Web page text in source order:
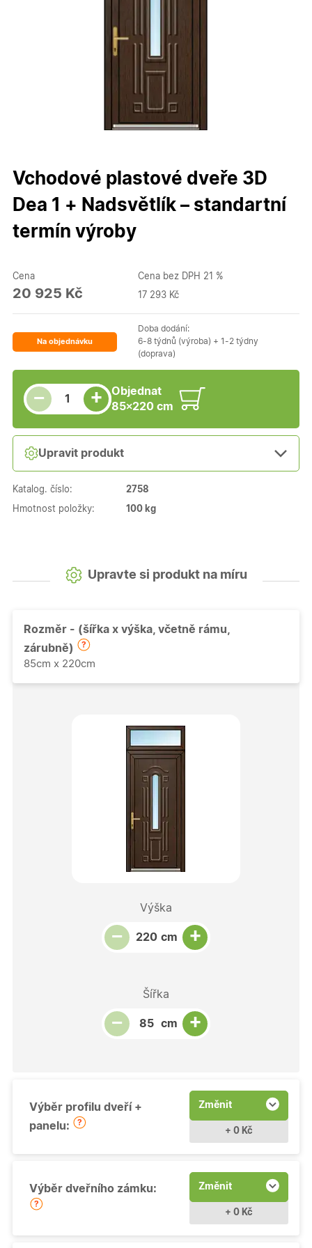
Vchodové plastové dveře 3D
Dea 1 + Nadsvětlík – standartní
termín výroby
Cena
20 925 Kč
Cena bez DPH 21 %
17 293 Kč
Na objednávku
Doba dodání:
6-8 týdnů (výroba) + 1-2 týdny
(doprava)
−
Snížit množství
Počet kusů +
Zvýšit množství
Objednat
85×220 cm
Upravit produkt
Katalog. číslo: 2758
Hmotnost položky: 100 kg
Upravte si produkt na míru
Rozměr - (šířka x výška, včetně rámu,
zárubně)
85cm x 220cm
Výška
−
Snížit množství
Počet kusů
cm +
Zvýšit množství
Šířka
−
Snížit množství
Počet kusů
cm +
Zvýšit množství
Výběr profilu dveří +
panelu:
Změnit
+ 0 Kč
Výběr dveřního zámku: Změnit
+ 0 Kč